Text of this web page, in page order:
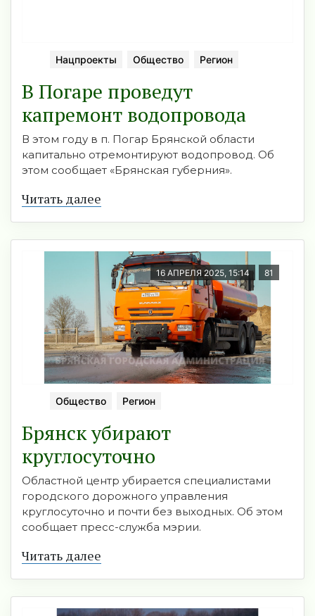
Нацпроекты Общество Регион
В Погаре проведут
капремонт водопровода
В этом году в п. Погар Брянской области
капитально отремонтируют водопровод. Об
этом сообщает «Брянская губерния».
Читать далее
16 АПРЕЛЯ 2025, 15:14 81
Общество Регион
Брянск убирают
круглосуточно
Областной центр убирается специалистами
городского дорожного управления
круглосуточно и почти без выходных. Об этом
сообщает пресс-служба мэрии.
Читать далее